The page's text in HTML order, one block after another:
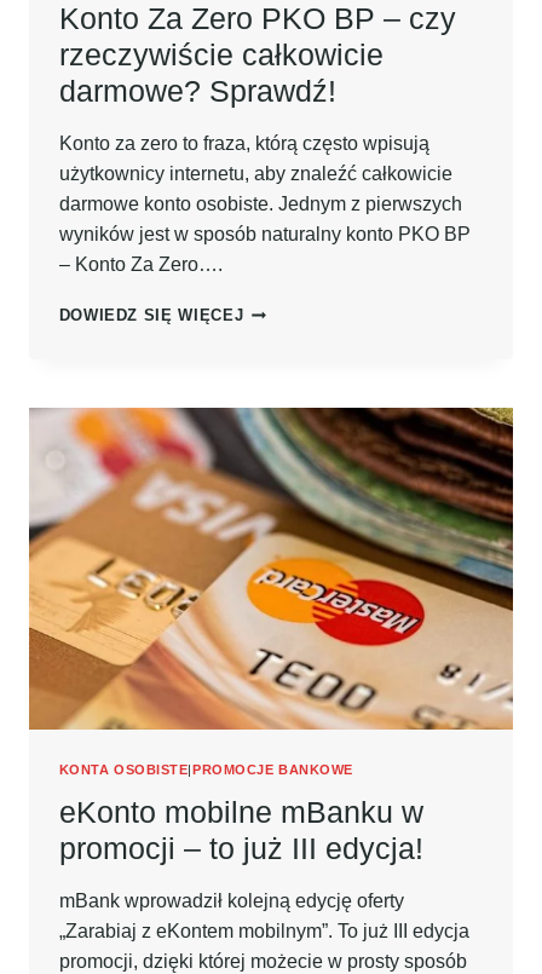
Konto Za Zero PKO BP – czy
rzeczywiście całkowicie
darmowe? Sprawdź!
Konto za zero to fraza, którą często wpisują
użytkownicy internetu, aby znaleźć całkowicie
darmowe konto osobiste. Jednym z pierwszych
wyników jest w sposób naturalny konto PKO BP
– Konto Za Zero….
DOWIEDZ SIĘ WIĘCEJKONTO
BP
–
CZY
RZECZYWIŚCIE
CAŁKOWICIE
DARMOWE?
SPRAWDŹ!
KONTA OSOBISTE|PROMOCJE BANKOWE
eKonto mobilne mBanku w
promocji – to już III edycja!
mBank wprowadził kolejną edycję oferty
„Zarabiaj z eKontem mobilnym”. To już III edycja
promocji, dzięki której możecie w prosty sposób